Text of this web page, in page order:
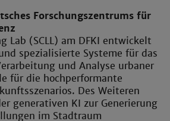
Forschungszentrums für
Lab (SCLL) am DFKI entwickelt
spezialisierte Systeme für das
und Analyse urbaner
für die hochperformante
Des Weiteren
generativen KI zur Generierung
im Stadtraum